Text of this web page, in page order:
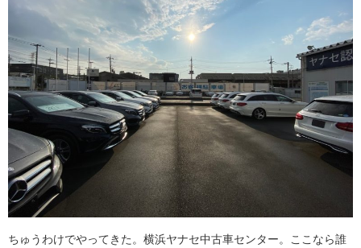
ちゅうわけでやってきた。横浜ヤナセ中古車センター。ここなら誰